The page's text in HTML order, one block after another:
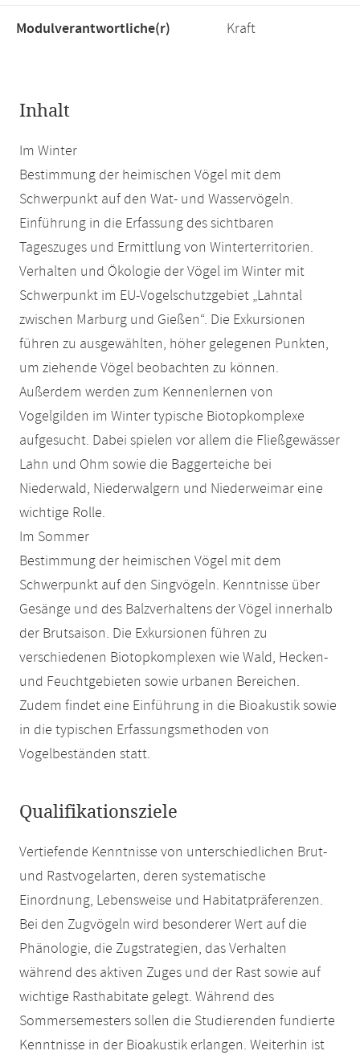
Modulverantwortliche(r) Kraft
Inhalt
Im Winter
Bestimmung der heimischen Vögel mit dem
Schwerpunkt auf den Wat- und Wasservögeln.
Einführung in die Erfassung des sichtbaren
Tageszuges und Ermittlung von Winterterritorien.
Verhalten und Ökologie der Vögel im Winter mit
Schwerpunkt im EU-Vogelschutzgebiet „Lahntal
zwischen Marburg und Gießen“. Die Exkursionen
führen zu ausgewählten, höher gelegenen Punkten,
um ziehende Vögel beobachten zu können.
Außerdem werden zum Kennenlernen von
Vogelgilden im Winter typische Biotopkomplexe
aufgesucht. Dabei spielen vor allem die Fließgewässer
Lahn und Ohm sowie die Baggerteiche bei
Niederwald, Niederwalgern und Niederweimar eine
wichtige Rolle.
Im Sommer
Bestimmung der heimischen Vögel mit dem
Schwerpunkt auf den Singvögeln. Kenntnisse über
Gesänge und des Balzverhaltens der Vögel innerhalb
der Brutsaison. Die Exkursionen führen zu
verschiedenen Biotopkomplexen wie Wald, Hecken-
und Feuchtgebieten sowie urbanen Bereichen.
Zudem findet eine Einführung in die Bioakustik sowie
in die typischen Erfassungsmethoden von
Vogelbeständen statt.
Qualifikationsziele
Vertiefende Kenntnisse von unterschiedlichen Brut-
und Rastvogelarten, deren systematische
Einordnung, Lebensweise und Habitatpräferenzen.
Bei den Zugvögeln wird besonderer Wert auf die
Phänologie, die Zugstrategien, das Verhalten
während des aktiven Zuges und der Rast sowie auf
wichtige Rasthabitate gelegt. Während des
Sommersemesters sollen die Studierenden fundierte
Kenntnisse in der Bioakustik erlangen. Weiterhin ist